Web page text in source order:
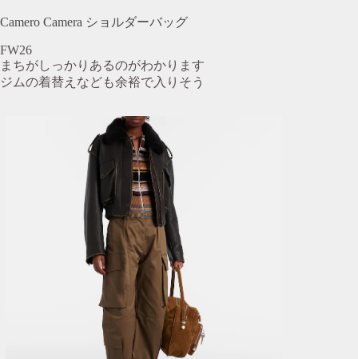
Camero Camera ショルダーバッグ
FW26
まちがしっかりあるのがわかります
ジムの着替えなども余裕で入りそう